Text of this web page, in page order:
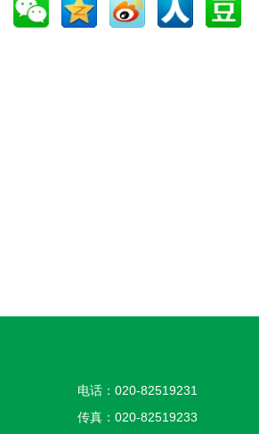
电话：020-82519231
传真：020-82519233